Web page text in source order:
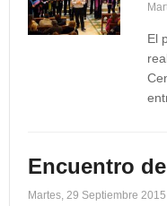
El
Encuentro
Martes, 29 Septiembre